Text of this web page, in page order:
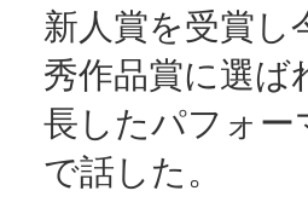
新人賞を受賞し
秀作品賞に選ば
長したパフォー
で話した。